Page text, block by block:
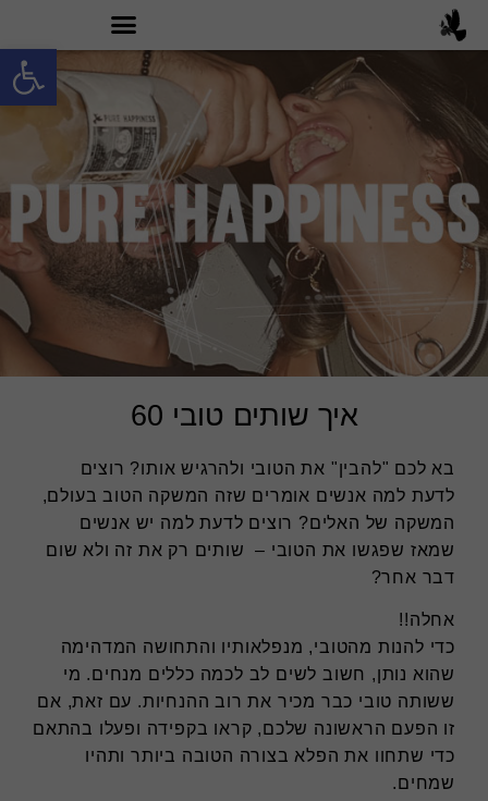
פתח
איך שותים טובי 60
בא לכם "להבין" את הטובי ולהרגיש אותו? רוצים
לדעת למה אנשים אומרים שזה המשקה הטוב בעולם,
המשקה של האלים? רוצים לדעת למה יש אנשים
שמאז שפגשו את הטובי – שותים רק את זה ולא שום
דבר אחר?
אחלה!!
כדי להנות מהטובי, מנפלאותיו והתחושה המדהימה
שהוא נותן, חשוב לשים לב לכמה כללים מנחים. מי
ששותה טובי כבר מכיר את רוב ההנחיות. עם זאת, אם
זו הפעם הראשונה שלכם, קראו בקפידה ופעלו בהתאם
כדי שתחוו את הפלא בצורה הטובה ביותר ותהיו
שמחים.